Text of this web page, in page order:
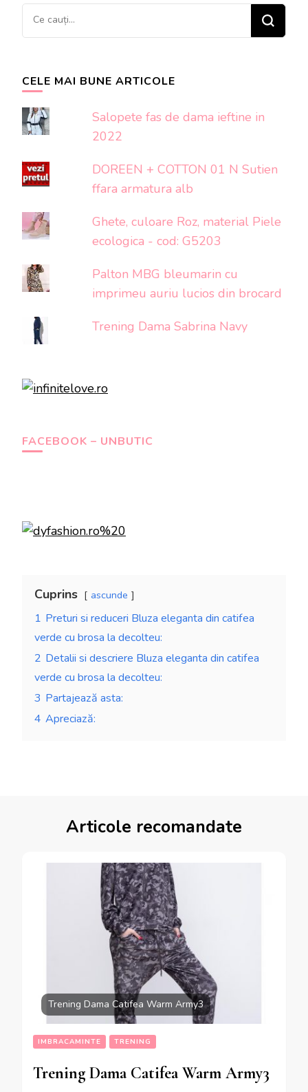
Cauți
ceva?
CELE MAI BUNE ARTICOLE
Salopete fas de dama ieftine in
2022
DOREEN + COTTON 01 N Sutien
ffara armatura alb
Ghete, culoare Roz, material Piele
ecologica - cod: G5203
Palton MBG bleumarin cu
imprimeu auriu lucios din brocard
Trening Dama Sabrina Navy
FACEBOOK – UNBUTIC
Cuprins ascunde
1 Preturi si reduceri Bluza eleganta din catifea
verde cu brosa la decolteu:
2 Detalii si descriere Bluza eleganta din catifea
verde cu brosa la decolteu:
3 Partajează asta:
4 Apreciază:
Articole recomandate
Trening Dama Catifea Warm Army3
IMBRACAMINTE TRENING
Trening Dama Catifea Warm Army3